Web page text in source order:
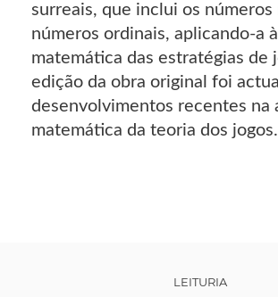
surreais, que inclui os números
números ordinais, aplicando-a
matemática das estratégias de
edição da obra original foi
desenvolvimentos recentes na
matemática da teoria dos jogos.
LEITURIA